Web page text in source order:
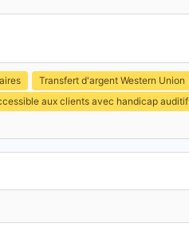
Transfert d'argent Western Union
aux clients avec handicap auditif